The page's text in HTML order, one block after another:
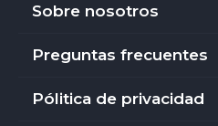
Sobre nosotros
Preguntas frecuentes
Pólitica de privacidad